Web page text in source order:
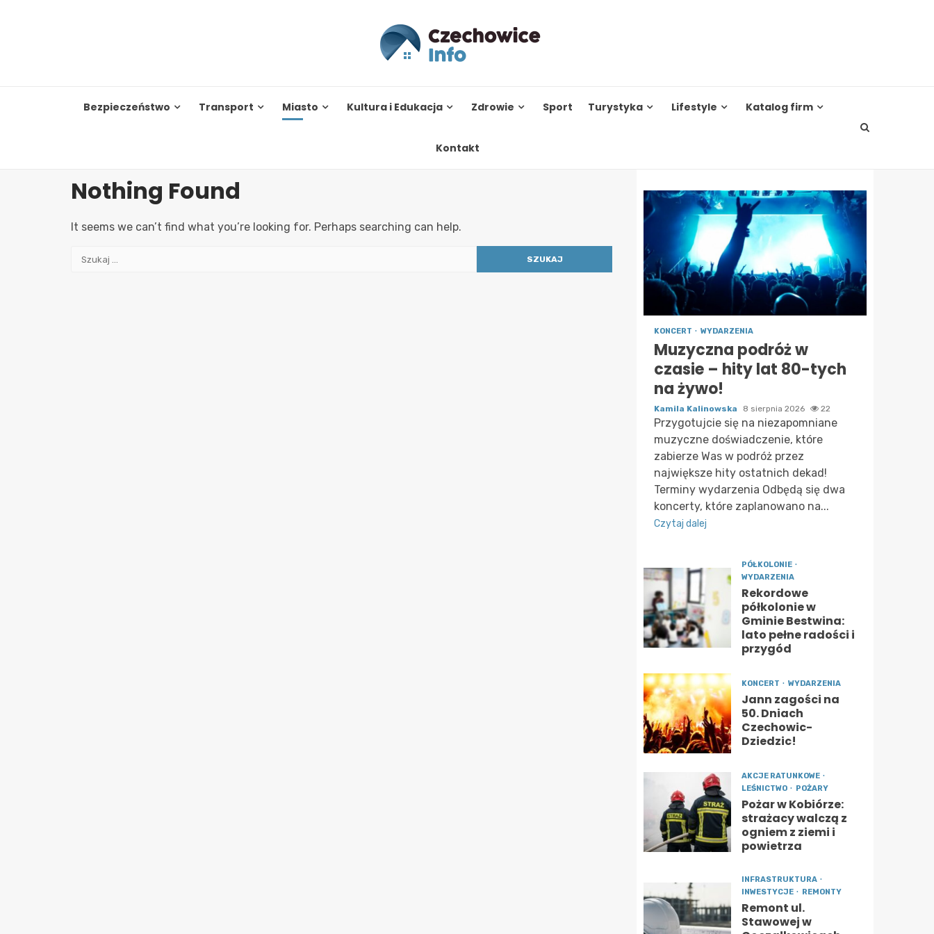
Bezpieczeństwo Transport Miasto Kultura i Edukacja Zdrowie Sport Turystyka Lifestyle Katalog firm
Kontakt
Nothing Found
It seems we can’t find what you’re looking for. Perhaps searching can help.
Szukaj:
KONCERT WYDARZENIA
Muzyczna podróż w
czasie – hity lat 80-tych
na żywo!
Kamila Kalinowska 8 sierpnia 2026 22
Przygotujcie się na niezapomniane
muzyczne doświadczenie, które
zabierze Was w podróż przez
największe hity ostatnich dekad!
Terminy wydarzenia Odbędą się dwa
koncerty, które zaplanowano na...
Czytaj dalej
PÓŁKOLONIE
WYDARZENIA
Rekordowe
półkolonie w
Gminie Bestwina:
lato pełne radości i
przygód
KONCERT WYDARZENIA
Jann zagości na
50. Dniach
Czechowic-
Dziedzic!
AKCJE RATUNKOWE
LEŚNICTWO
POŻARY
Pożar w Kobiórze:
strażacy walczą z
ogniem z ziemi i
powietrza
INFRASTRUKTURA
INWESTYCJE
REMONTY
Remont ul.
Stawowej w